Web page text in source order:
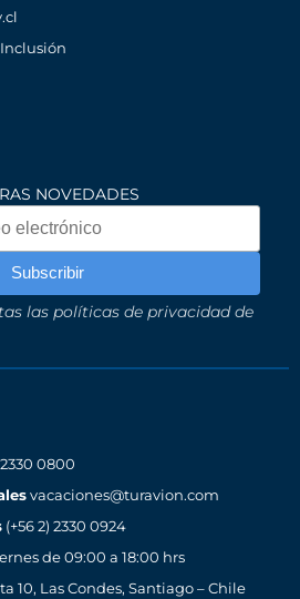
NOVEDADES
las políticas de privacidad de
2330 0800
vacaciones@turavion.com
(+56 2) 2330 0924
de 09:00 a 18:00 hrs
10, Las Condes, Santiago – Chile